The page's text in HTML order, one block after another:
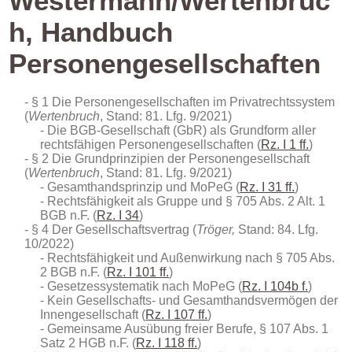
h, Handbuch
Personengesellschaften
§ 1 Die Personengesellschaften im Privatrechtssystem
(Wertenbruch, Stand: 81. Lfg. 9/2021)
Die BGB-Gesellschaft (GbR) als Grundform aller
rechtsfähigen Personengesellschaften (Rz. I 1 ff.)
§ 2 Die Grundprinzipien der Personengesellschaft
(Wertenbruch, Stand: 81. Lfg. 9/2021)
Gesamthandsprinzip und MoPeG (Rz. I 31 ff.)
Rechtsfähigkeit als Gruppe und § 705 Abs. 2 Alt. 1
BGB n.F. (Rz. I 34)
§ 4 Der Gesellschaftsvertrag (Tröger, Stand: 84. Lfg.
10/2022)
Rechtsfähigkeit und Außenwirkung nach § 705 Abs.
2 BGB n.F. (Rz. I 101 ff.)
Gesetzessystematik nach MoPeG (Rz. I 104b f.)
Kein Gesellschafts- und Gesamthandsvermögen der
Innengesellschaft (Rz. I 107 ff.)
Gemeinsame Ausübung freier Berufe, § 107 Abs. 1
Satz 2 HGB n.F. (Rz. I 118 ff.)